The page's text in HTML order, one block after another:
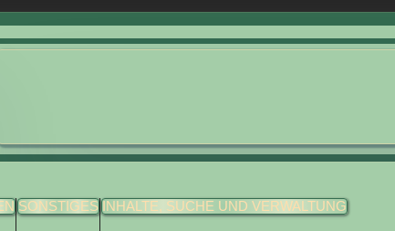
SONSTIGES INHALTE, SUCHE UND VERWALTUNG